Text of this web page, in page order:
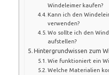
Windeleimer kaufen?
Kann ich den
verwenden?
Wo sollte ich den
aufstellen?
Hintergrundwissen zum
Wie funktioniert ein
Welche Materialien